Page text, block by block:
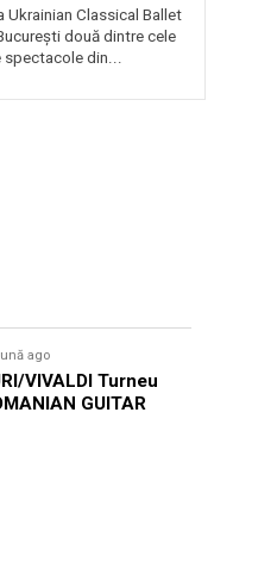
Ukrainian Classical Ballet
două dintre cele
din...
ago
VIVALDI Turneu
GUITAR